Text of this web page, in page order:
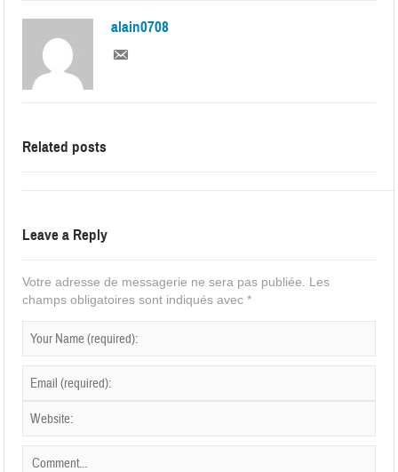
alain0708
Related posts
Leave a Reply
Votre adresse de messagerie ne sera pas publiée.
Les
champs obligatoires sont indiqués avec*